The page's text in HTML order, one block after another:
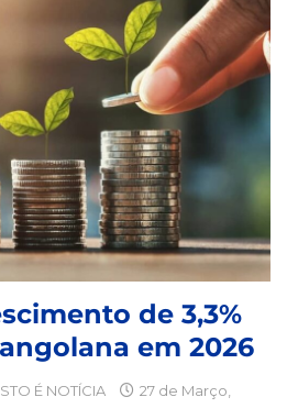
de 3,3%
em 2026
É NOTÍCIA
27 de Março,